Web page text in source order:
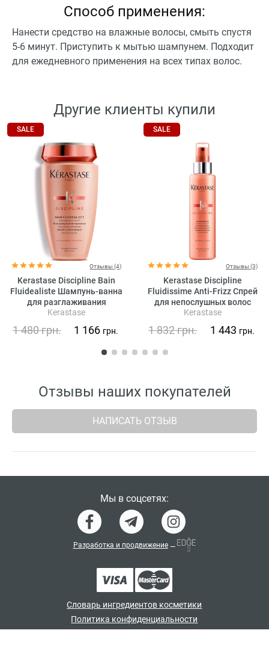
Способ применения:
Нанести средство на влажные волосы, смыть спустя
5-6 минут. Приступить к мытью шампунем. Подходит
для ежедневного применения на всех типах волос.
Другие клиенты купили
SALE
Отзывы (4)
Kerastase Discipline Bain
Fluidealiste Шампунь-ванна
для разглаживания
непослушных волос (без
сульфатов)
Kerastase
1 480грн. 1 166 грн.
SALE
Отзывы (3)
Kerastase Discipline
Fluidissime Anti-Frizz Спрей
для непослушных волос
Kerastase
1 832грн. 1 443 грн.
Отзывы наших покупателей
НАПИСАТЬ ОТЗЫВ
Словарь ингредиентов косметики
Политика конфиденциальности
Мы в соцсетях:
Разработка и продвижение —